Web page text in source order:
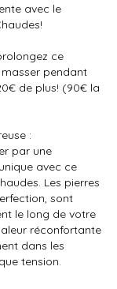
avec le
ce
pendant
de plus! (90€ la
:
par une
avec ce
Les pierres
sont
le long de votre
réconfortante
dans les
tension.